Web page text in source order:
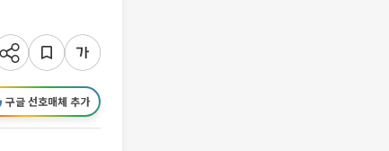
구글 선호매체 추가